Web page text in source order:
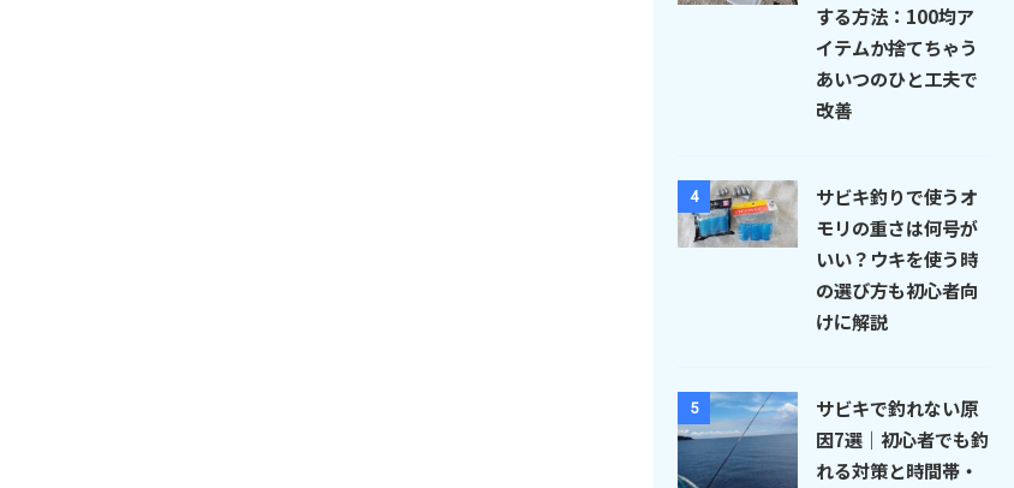
する方法：100均ア
イテムか捨てちゃう
あいつのひと工夫で
改善
4
サビキ釣りで使うオ
モリの重さは何号が
いい？ウキを使う時
の選び方も初心者向
けに解説
5
サビキで釣れない原
因7選｜初心者でも釣
れる対策と時間帯・